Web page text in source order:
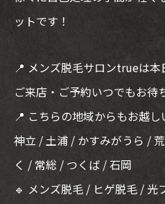
ットです！
📍 メンズ脱毛サロンtrueは本
ご来店・ご予約いつでもお待
📍 こちらの地域からもお越し
神立 / 土浦 / かすみがうら /
く / 常総 / つくば / 石岡
🔹 メンズ脱毛 / ヒゲ脱毛 /